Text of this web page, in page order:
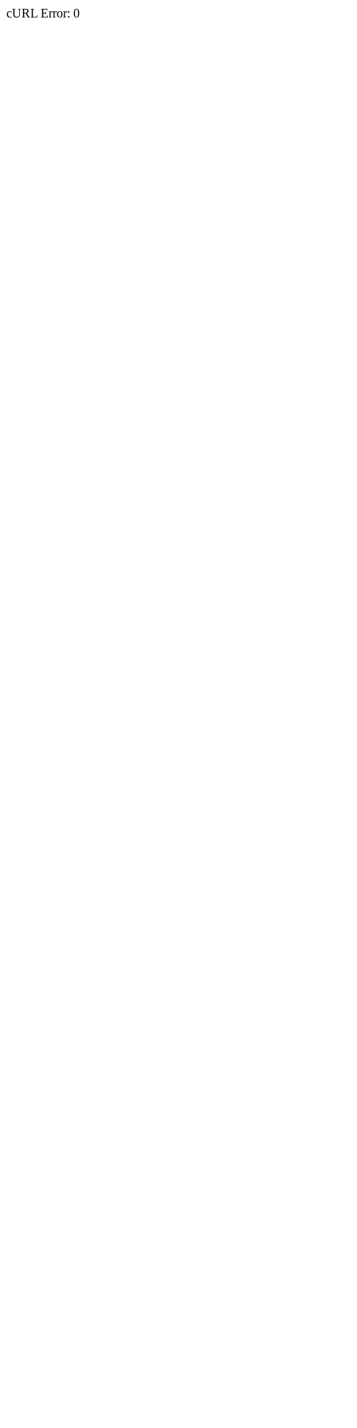
cURL Error: 0